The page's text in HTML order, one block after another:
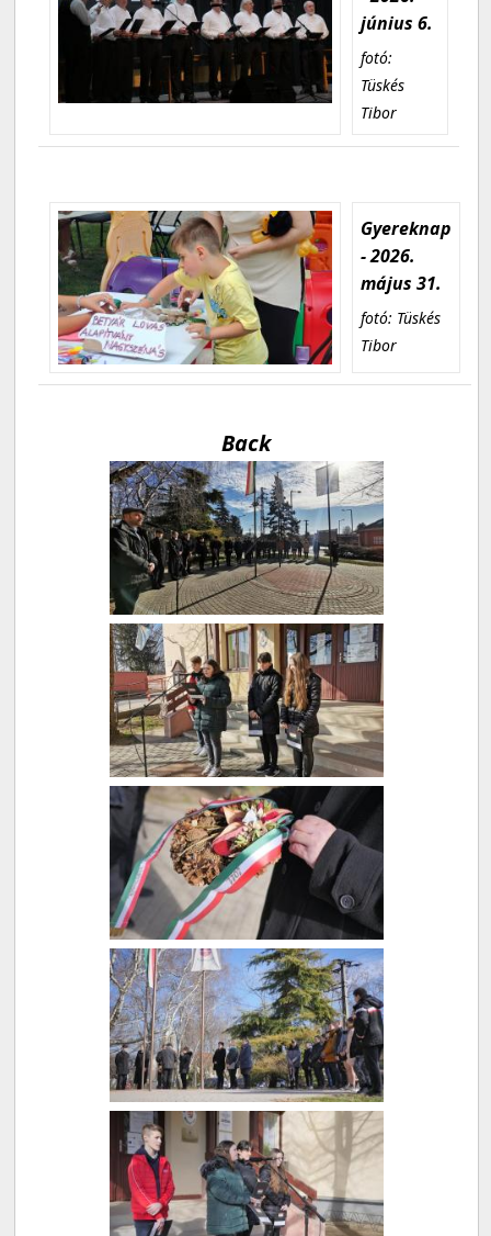
június 6.
fotó:
Tüskés
Tibor
Gyereknap
- 2026.
május 31.
fotó: Tüskés
Tibor
Back